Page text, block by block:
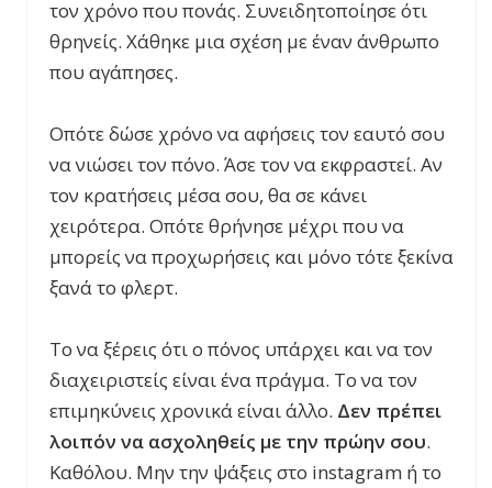
τον χρόνο που πονάς. Συνειδητοποίησε ότι
θρηνείς. Χάθηκε μια σχέση με έναν άνθρωπο
που αγάπησες.
Οπότε δώσε χρόνο να αφήσεις τον εαυτό σου
να νιώσει τον πόνο. Άσε τον να εκφραστεί. Αν
τον κρατήσεις μέσα σου, θα σε κάνει
χειρότερα. Οπότε θρήνησε μέχρι που να
μπορείς να προχωρήσεις και μόνο τότε ξεκίνα
ξανά το φλερτ.
Το να ξέρεις ότι ο πόνος υπάρχει και να τον
διαχειριστείς είναι ένα πράγμα. Το να τον
επιμηκύνεις χρονικά είναι άλλο. Δεν πρέπει
λοιπόν να ασχοληθείς με την πρώην σου.
Καθόλου. Μην την ψάξεις στο instagram ή το